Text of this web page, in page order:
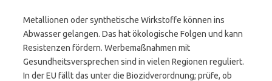
Metallionen oder synthetische Wirkstoffe können ins
Abwasser gelangen. Das hat ökologische Folgen und kann
Resistenzen fördern. Werbemaßnahmen mit
Gesundheitsversprechen sind in vielen Regionen reguliert.
In der EU fällt das unter die Biozidverordnung; prüfe, ob